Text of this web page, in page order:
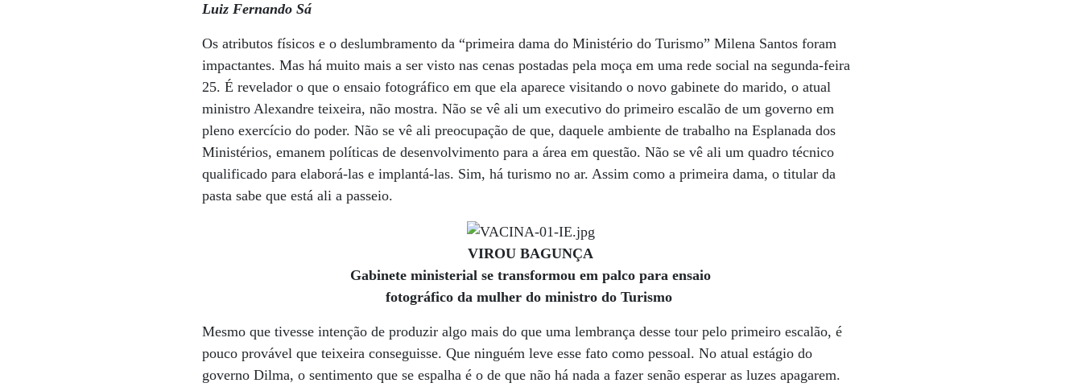
Luiz Fernando Sá
Os atributos físicos e o deslumbramento da “primeira dama do Ministério do Turismo” Milena Santos foram
impactantes. Mas há muito mais a ser visto nas cenas postadas pela moça em uma rede social na segunda-feira
25. É revelador o que o ensaio fotográfico em que ela aparece visitando o novo gabinete do marido, o atual
ministro Alexandre teixeira, não mostra. Não se vê ali um executivo do primeiro escalão de um governo em
pleno exercício do poder. Não se vê ali preocupação de que, daquele ambiente de trabalho na Esplanada dos
Ministérios, emanem políticas de desenvolvimento para a área em questão. Não se vê ali um quadro técnico
qualificado para elaborá-las e implantá-las. Sim, há turismo no ar. Assim como a primeira dama, o titular da
pasta sabe que está ali a passeio.
VIROU BAGUNÇA
Gabinete ministerial se transformou em palco para ensaio
fotográfico da mulher do ministro do Turismo
Mesmo que tivesse intenção de produzir algo mais do que uma lembrança desse tour pelo primeiro escalão, é
pouco provável que teixeira conseguisse. Que ninguém leve esse fato como pessoal. No atual estágio do
governo Dilma, o sentimento que se espalha é o de que não há nada a fazer senão esperar as luzes apagarem.